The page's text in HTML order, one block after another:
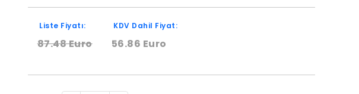
Liste Fiyatı:
87.48 Euro
KDV Dahil Fiyat:
56.86 Euro